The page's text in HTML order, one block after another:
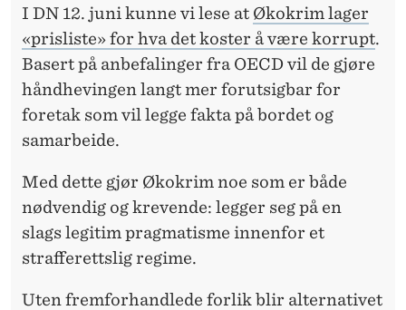
I DN 12. juni kunne vi lese at Økokrim lager
«prisliste» for hva det koster å være korrupt.
Basert på anbefalinger fra OECD vil de gjøre
håndhevingen langt mer forutsigbar for
foretak som vil legge fakta på bordet og
samarbeide.
Med dette gjør Økokrim noe som er både
nødvendig og krevende: legger seg på en
slags legitim pragmatisme innenfor et
strafferettslig regime.
Uten fremforhandlede forlik blir alternativet